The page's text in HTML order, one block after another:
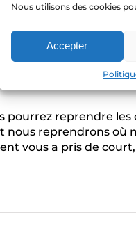
Nous utilisons des cookies
Accepter
dommage de
ont également
pour continuer les
mais pourra vous
reprendre
reprendrons où
vous a pris de